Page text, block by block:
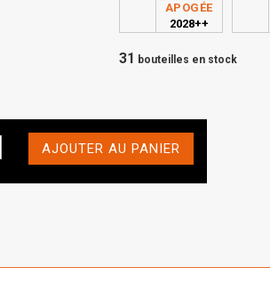
APOGÉE
2028++
31 bouteilles en stock
AJOUTER AU PANIER